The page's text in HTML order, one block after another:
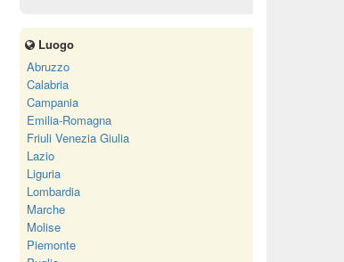
Luogo
Abruzzo
Calabria
Campania
Emilia-Romagna
Friuli Venezia Giulia
Lazio
Liguria
Lombardia
Marche
Molise
Piemonte